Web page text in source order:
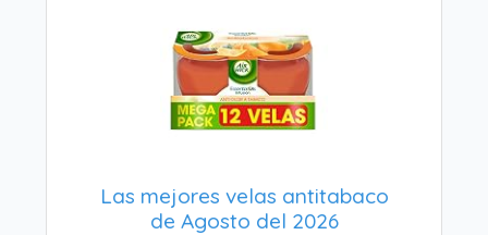
Las mejores velas antitabaco
de Agosto del 2026